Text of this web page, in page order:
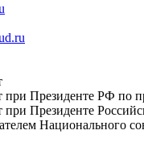
при Президенте РФ по
Президенте
Национального